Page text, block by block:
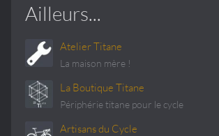
Ailleurs...
Atelier Titane
La maison mère !
La Boutique Titane
Périphérie titane pour le cycle
Artisans du Cycle